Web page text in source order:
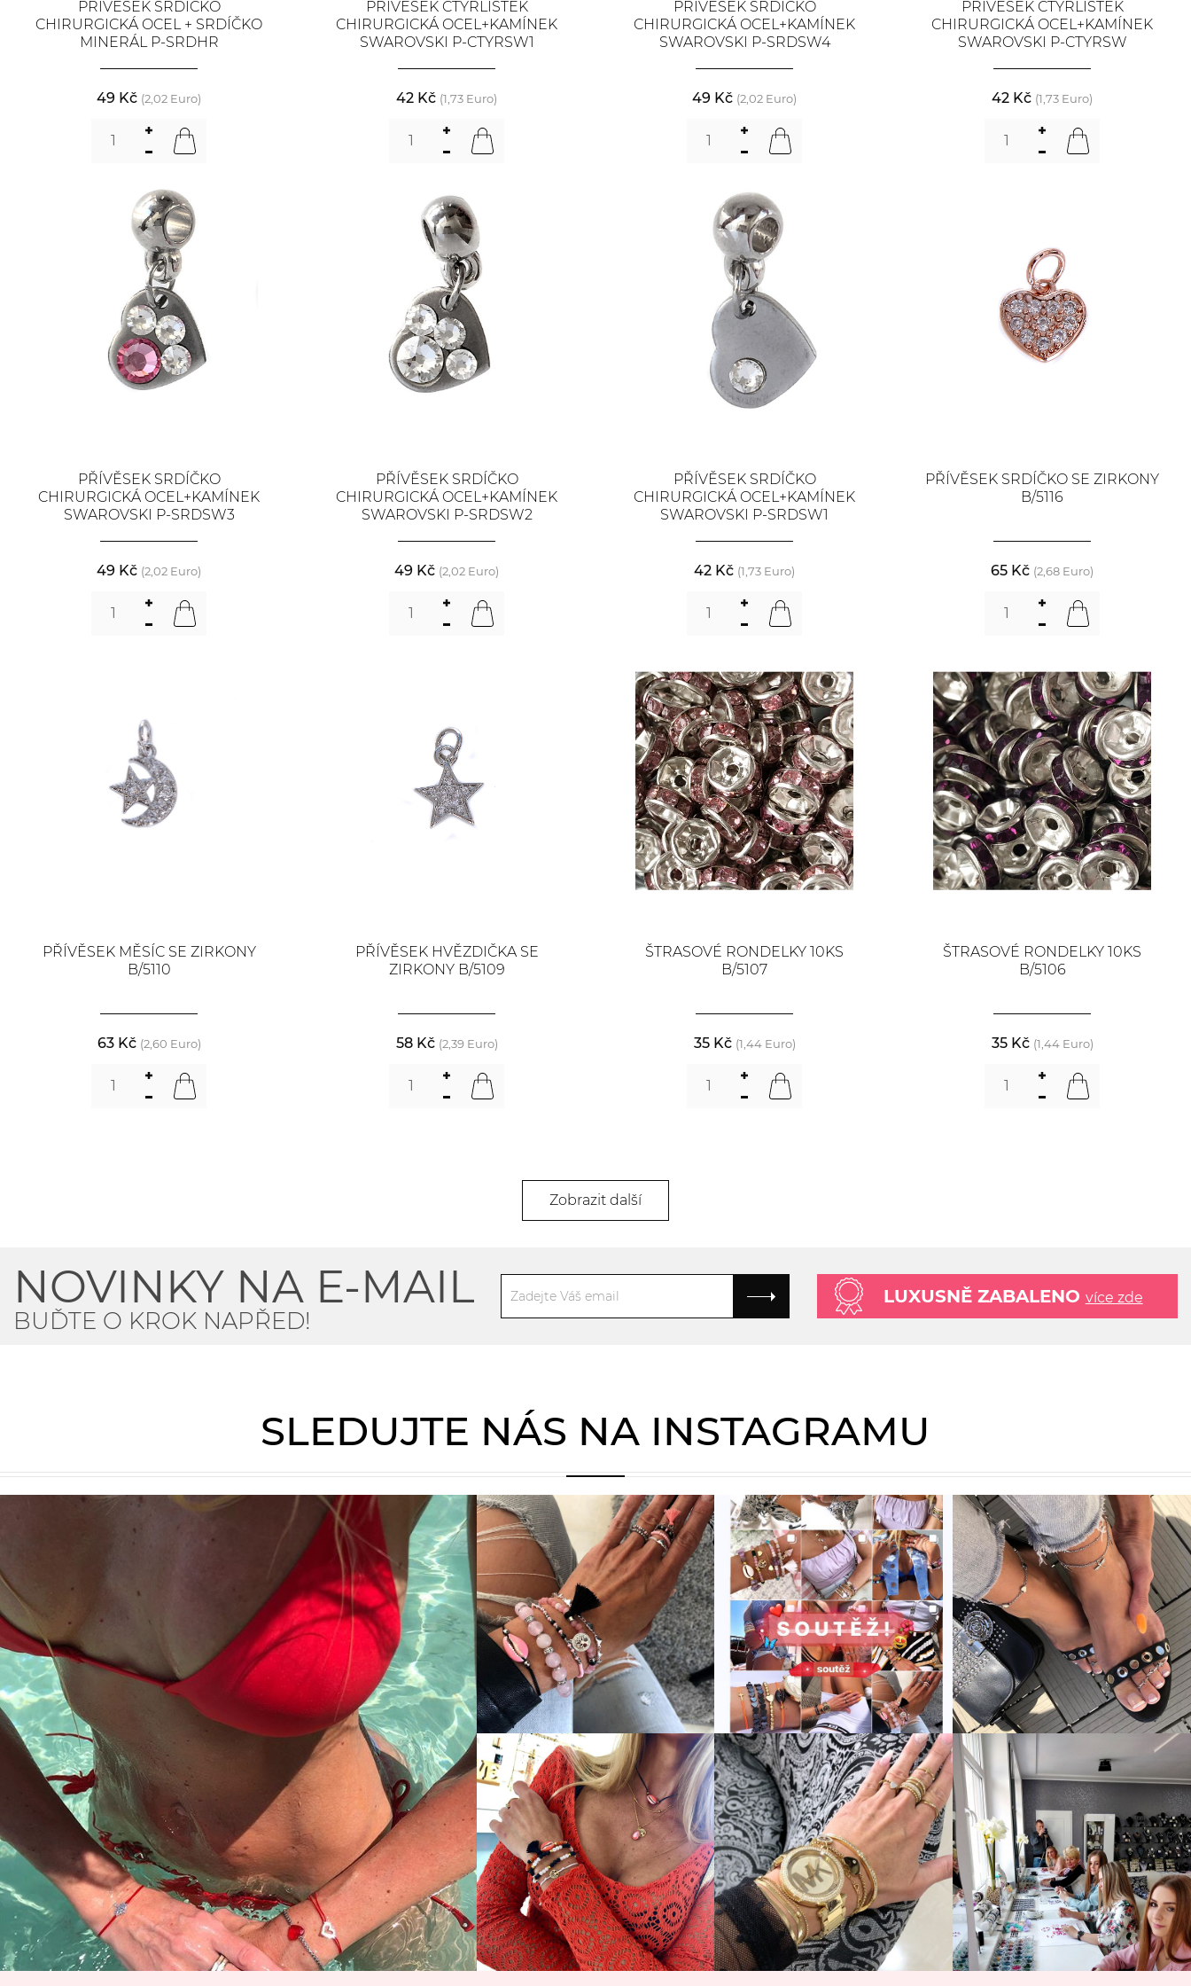
PŘÍVĚSEK SRDÍČKO
CHIRURGICKÁ OCEL + SRDÍČKO
MINERÁL P-SRDHR
49 Kč (2,02 Euro)
PŘÍVĚŠEK ČTYŘLÍSTEK
CHIRURGICKÁ OCEL+KAMÍNEK
SWAROVSKI P-CTYRSW1
42 Kč (1,73 Euro)
PŘÍVĚSEK SRDÍČKO
CHIRURGICKÁ OCEL+KAMÍNEK
SWAROVSKI P-SRDSW4
49 Kč (2,02 Euro)
PŘÍVĚŠEK ČTYŘLÍSTEK
CHIRURGICKÁ OCEL+KAMÍNEK
SWAROVSKI P-CTYRSW
42 Kč (1,73 Euro)
PŘÍVĚSEK SRDÍČKO
CHIRURGICKÁ OCEL+KAMÍNEK
SWAROVSKI P-SRDSW3
49 Kč (2,02 Euro)
PŘÍVĚSEK SRDÍČKO
CHIRURGICKÁ OCEL+KAMÍNEK
SWAROVSKI P-SRDSW2
49 Kč (2,02 Euro)
PŘÍVĚSEK SRDÍČKO
CHIRURGICKÁ OCEL+KAMÍNEK
SWAROVSKI P-SRDSW1
42 Kč (1,73 Euro)
PŘÍVĚSEK SRDÍČKO SE ZIRKONY
B/5116
65 Kč (2,68 Euro)
PŘÍVĚSEK MĚSÍC SE ZIRKONY
B/5110
63 Kč (2,60 Euro)
PŘÍVĚSEK HVĚZDIČKA SE
ZIRKONY B/5109
58 Kč (2,39 Euro)
ŠTRASOVÉ RONDELKY 10KS
B/5107
35 Kč (1,44 Euro)
ŠTRASOVÉ RONDELKY 10KS
B/5106
35 Kč (1,44 Euro)
Zobrazit další
NOVINKY NA E-MAIL
BUĎTE O KROK NAPŘED!
LUXUSNĚ ZABALENO více zde
SLEDUJTE NÁS NA INSTAGRAMU